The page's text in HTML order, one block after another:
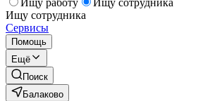
Ищу работу
Ищу сотрудника
Ищу сотрудника
Сервисы
Помощь
Ещё
Поиск
Балаково